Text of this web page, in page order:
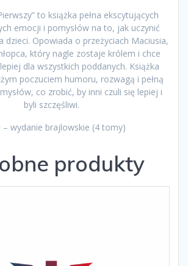
to książka pełna ekscytujących
emocji i pomysłów na to, jak uczynić
dzieci. Opowiada o przeżyciach Maciusia,
który nagle zostaje królem i chce
dla wszystkich poddanych. Książka
poczuciem humoru, rozwagą i pełną
co zrobić, by inni czuli się lepiej i
byli szczęśliwi.
– wydanie brajlowskie (4 tomy)
produkty